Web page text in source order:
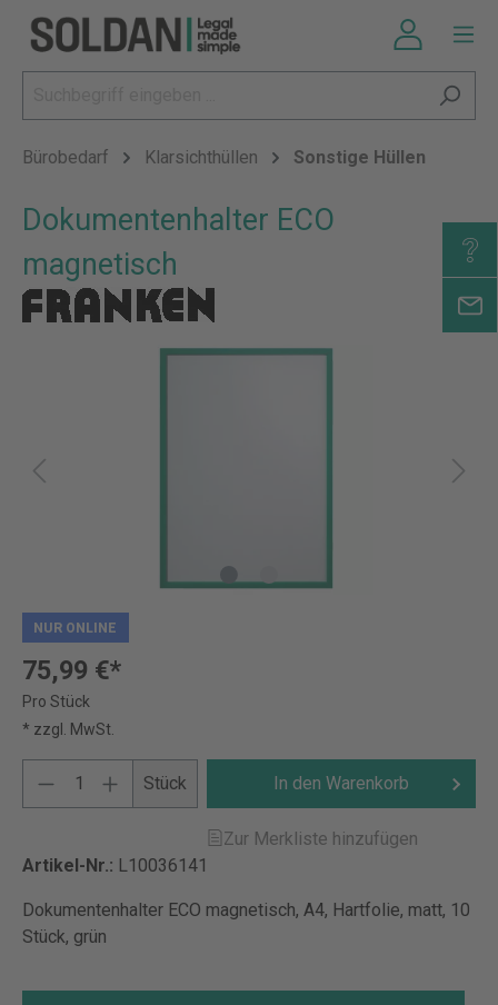
Bürobedarf Klarsichthüllen Sonstige Hüllen
Dokumentenhalter ECO
magnetisch
NUR ONLINE
75,99 €*
Pro Stück
* zzgl. MwSt.
Stück In den Warenkorb
Zur Merkliste hinzufügen
Artikel-Nr.: L10036141
Dokumentenhalter ECO magnetisch, A4, Hartfolie, matt, 10
Stück, grün